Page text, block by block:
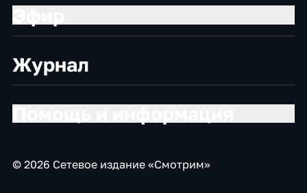
Журнал
© 2026 Сетевое издание «Смотрим»